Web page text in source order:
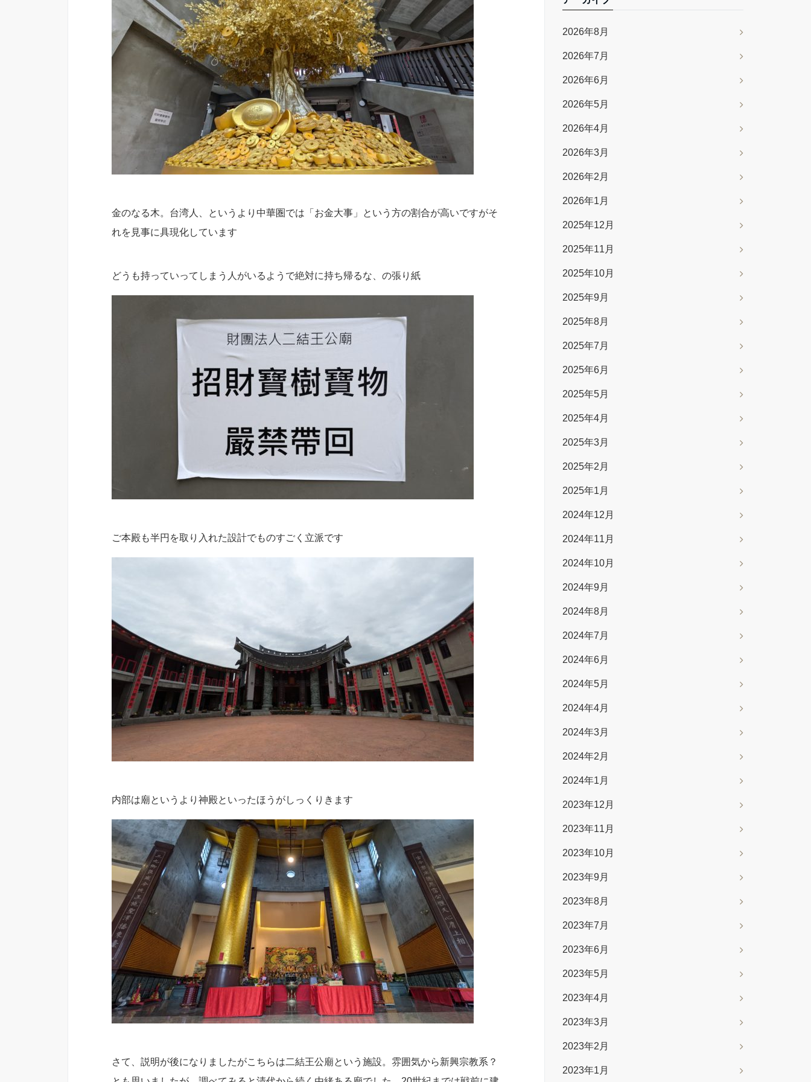
金のなる木。台湾人、というより中華圏では「お金大事」という方の割合が高いですがそ
れを見事に具現化しています
どうも持っていってしまう人がいるようで絶対に持ち帰るな、の張り紙
ご本殿も半円を取り入れた設計でものすごく立派です
内部は廟というより神殿といったほうがしっくりきます
さて、説明が後になりましたがこちらは二結王公廟という施設。雰囲気から新興宗教系？
2026年8月
2026年7月
2026年6月
2026年5月
2026年4月
2026年3月
2026年2月
2026年1月
2025年12月
2025年11月
2025年10月
2025年9月
2025年8月
2025年7月
2025年6月
2025年5月
2025年4月
2025年3月
2025年2月
2025年1月
2024年12月
2024年11月
2024年10月
2024年9月
2024年8月
2024年7月
2024年6月
2024年5月
2024年4月
2024年3月
2024年2月
2024年1月
2023年12月
2023年11月
2023年10月
2023年9月
2023年8月
2023年7月
2023年6月
2023年5月
2023年4月
2023年3月
2023年2月
2023年1月